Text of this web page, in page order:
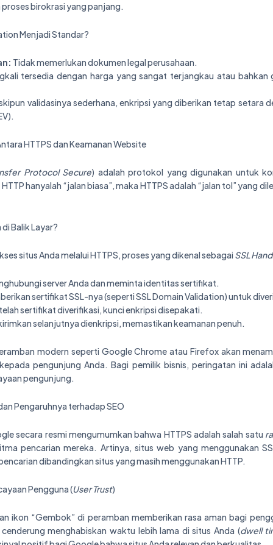
birokrasi yang panjang.
Menjadi Standar?
Tidak memerlukan dokumen legal perusahaan.
tersedia dengan harga yang sangat terjangkau atau bahkan
validasinya sederhana, enkripsi yang diberikan tetap setara
HTTPS dan Keamanan Website
Protocol Secure) adalah protokol yang digunakan untuk
hanyalah “jalan biasa”, maka HTTPS adalah “jalan tol” yang
Balik Layar?
situs Anda melalui HTTPS, proses yang dikenal sebagai SSL
server Anda dan meminta identitas sertifikat.
sertifikat SSL-nya (seperti SSL Domain Validation) untuk
sertifikat diverifikasi, kunci enkripsi disepakati.
selanjutnya dienkripsi, memastikan keamanan penuh.
modern seperti Google Chrome atau Firefox akan
pengunjung Anda. Bagi pemilik bisnis, peringatan ini
pengunjung.
Pengaruhnya terhadap SEO
secara resmi mengumumkan bahwa HTTPS adalah salah satu
pencarian mereka. Artinya, situs web yang menggunakan
dibandingkan situs yang masih menggunakan HTTP.
Pengguna (User Trust)
ikon “Gembok” di peramban memberikan rasa aman bagi
menghabiskan waktu lebih lama di situs Anda (dwell